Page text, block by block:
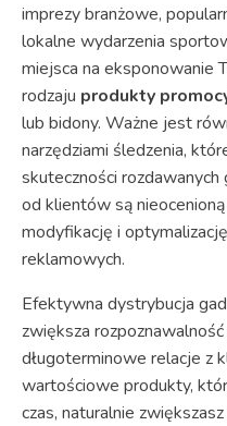
imprezy branżowe,
lokalne wydarzenia
miejsca na eksponowanie
rodzaju produkty
lub bidony. Ważne jest
narzędziami śledzenia,
skuteczności
od klientów są
modyfikację i
reklamowych.
Efektywna dystrybucja
zwiększa
długoterminowe relacje z
wartościowe produkty,
czas, naturalnie